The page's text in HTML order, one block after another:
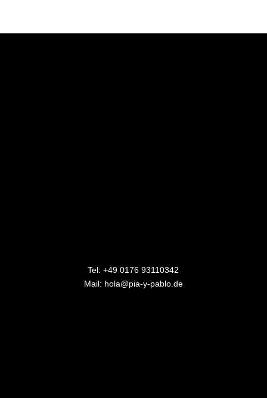
Tel:+49 0176 93110342
Mail: hola@pia-y-pablo.de